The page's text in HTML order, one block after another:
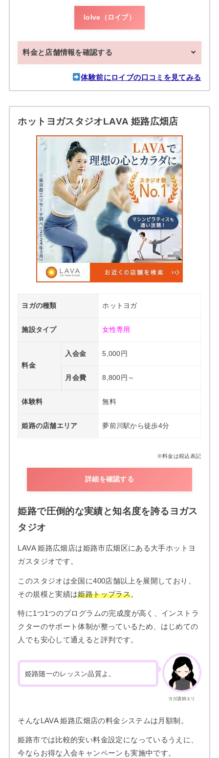
loIve（ロイブ）
料金と店舗情報を確認する
体験前にロイブの口コミを見てみる
ホットヨガスタジオLAVA 姫路広畑店
ヨガの種類 ホットヨガ
施設タイプ 女性専用
料金
入会金 5,000円
月会費 8,800円～
体験料 無料
姫路の店舗エリア 夢前川駅から徒歩4分
※料金は税込表記
詳細を確認する
姫路で圧倒的な実績と知名度を誇るヨガス
タジオ
LAVA 姫路広畑店は姫路市広畑区にある大手ホットヨ
ガスタジオです。
このスタジオは全国に400店舗以上を展開しており、
その規模と実績は姫路トップラス。
特に1つ1つのプログラムの完成度が高く、インストラ
クターのサポート体制が整っているため、はじめての
人でも安心して通えると評判です。
ヨガ講師エリ
姫路随一のレッスン品質よ。
そんなLAVA 姫路広畑店の料金システムは月額制。
姫路市では比較的安い料金設定になっているうえに、
今ならお得な入会キャンペーンも実施中です。